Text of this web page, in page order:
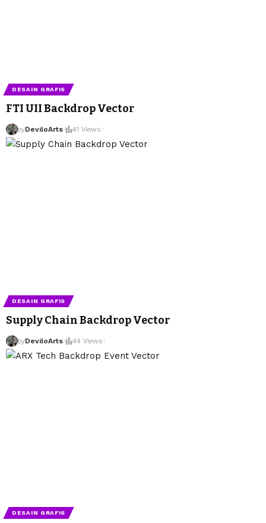
DESAIN GRAFIS
FTI UII Backdrop Vector
byDeviloArts 41 Views
DESAIN GRAFIS
Supply Chain Backdrop Vector
byDeviloArts 44 Views
DESAIN GRAFIS